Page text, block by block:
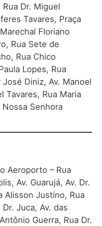
Dr. Miguel
Tavares, Praça
Floriano
Rua Sete de
Rua Chico
Lopes, Rua
Diniz, Av. Manoel
Tavares, Rua Maria
Nossa Senhora
Aeroporto – Rua
Av. Guarujá, Av. Dr.
Alisson Justino, Rua
Juca, Av. das
Guerra, Rua Dr.